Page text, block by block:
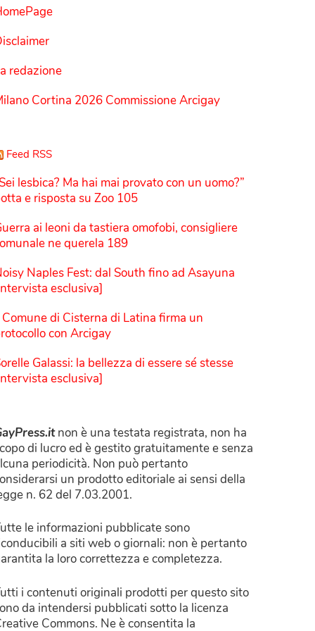
redazione
Cortina 2026 Commissione Arcigay
Feed RSS
lesbica? Ma hai mai provato con un uomo?”
e risposta su Zoo 105
ai leoni da tastiera omofobi, consigliere
ne querela 189
Naples Fest: dal South fino ad Asayuna
esclusiva]
Comune di Cisterna di Latina firma un
con Arcigay
Galassi: la bellezza di essere sé stesse
esclusiva]
non è una testata registrata, non ha
di lucro ed è gestito gratuitamente e senza
periodicità. Non può pertanto
un prodotto editoriale ai sensi della
n. 62 del 7.03.2001.
le informazioni pubblicate sono
a siti web o giornali: non è pertanto
la loro correttezza e completezza.
i contenuti originali prodotti per questo sito
da intendersi pubblicati sotto la licenza
Commons. Ne è consentita la